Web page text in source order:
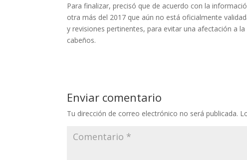
Para finalizar, precisó que de acuerdo con la
otra más del 2017 que aún no está oficialmente
y revisiones pertinentes, para evitar una afectación a
cabeños.
Enviar comentario
Tu dirección de correo electrónico no será publicada.